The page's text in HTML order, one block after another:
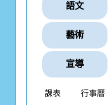
語文
藝術
宣導
課表 行事曆